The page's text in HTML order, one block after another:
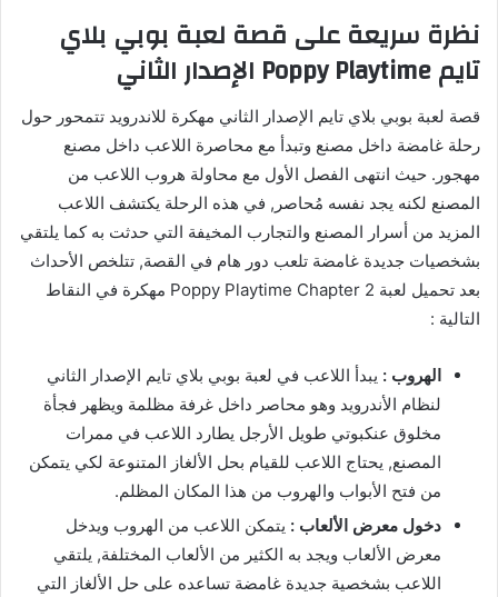
نظرة سريعة على قصة لعبة بوبي بلاي
تايم Poppy Playtime الإصدار الثاني
قصة لعبة بوبي بلاي تايم الإصدار الثاني مهكرة للاندرويد تتمحور حول
رحلة غامضة داخل مصنع وتبدأ مع محاصرة اللاعب داخل مصنع
مهجور. حيث انتهى الفصل الأول مع محاولة هروب اللاعب من
المصنع لكنه يجد نفسه مُحاصر, في هذه الرحلة يكتشف اللاعب
المزيد من أسرار المصنع والتجارب المخيفة التي حدثت به كما يلتقي
بشخصيات جديدة غامضة تلعب دور هام في القصة, تتلخص الأحداث
بعد تحميل لعبة Poppy Playtime Chapter 2 مهكرة في النقاط
التالية :
الهروب : يبدأ اللاعب في لعبة بوبي بلاي تايم الإصدار الثاني
لنظام الأندرويد وهو محاصر داخل غرفة مظلمة ويظهر فجأة
مخلوق عنكبوتي طويل الأرجل يطارد اللاعب في ممرات
المصنع, يحتاج اللاعب للقيام بحل الألغاز المتنوعة لكي يتمكن
من فتح الأبواب والهروب من هذا المكان المظلم.
دخول معرض الألعاب : يتمكن اللاعب من الهروب ويدخل
معرض الألعاب ويجد به الكثير من الألعاب المختلفة, يلتقي
اللاعب بشخصية جديدة غامضة تساعده على حل الألغاز التي